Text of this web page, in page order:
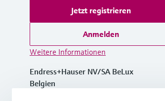
Jetzt registrieren
Anmelden
Weitere Informationen
Endress+Hauser NV/SA BeLux
Belgien